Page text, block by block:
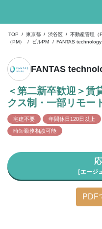
TOP / 東京都 / 渋谷区 / 不動産管理（
（PM）
/ ビルPM / FANTAS
FANTAS
＜第二新卒歓迎＞賃
クス制・一部リモー
宅建不要 年間休日120日以上
時短勤務相談可能
［エージ
PDF